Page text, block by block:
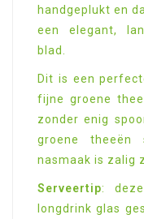
handgeplukt en
een elegant,
blad.
Dit is een
fijne groene
zonder enig
groene
nasmaak is zalig
Serveertip:
longdrink glas